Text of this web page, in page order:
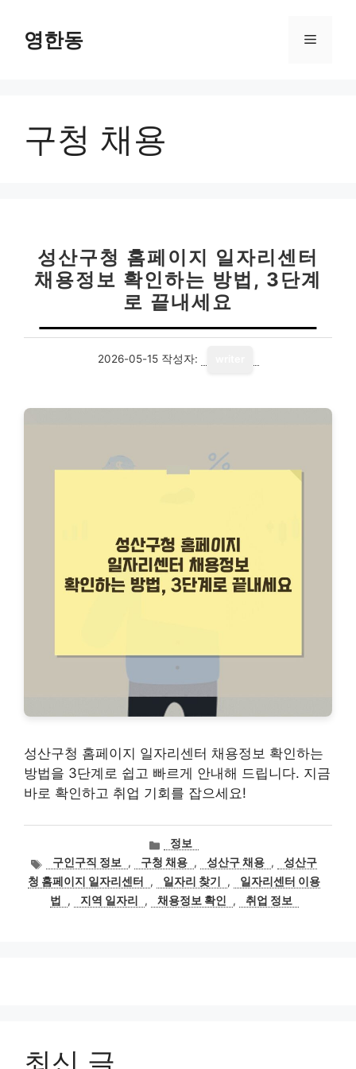
영한동 메
구청 채용
성산구청 홈페이지 일자리센터
채용정보 확인하는 방법, 3단계
로 끝내세요
2026-05-15 작성자:
성산구청 홈페이지 일자리센터 채용정보 확인하는
방법을 3단계로 쉽고 빠르게 안내해 드립니다. 지금
바로 확인하고 취업 기회를 잡으세요!
카
테
고
리
정보
태
그
구인구직 정보 , 구청 채용 , 성산구 채용 ,
성산구
청 홈페이지 일자리센터
, 일자리 찾기 ,
일자리센터 이용
법
, 지역 일자리 , 채용정보 확인 , 취업 정보
최신 글